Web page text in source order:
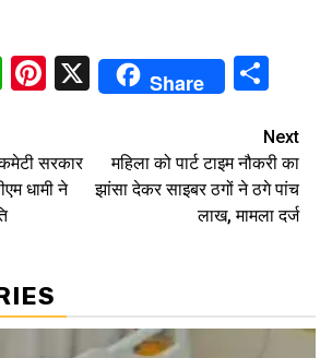
WhatsApp
Pinterest
X Share
सरकार
धामी ने
Next
महिला को पार्ट टाइम नौकरी का
झांसा देकर साइबर ठगों ने ठगे पांच
लाख, मामला दर्ज